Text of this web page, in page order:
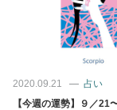
2020.09.21
占い
【今週の運勢】９／21